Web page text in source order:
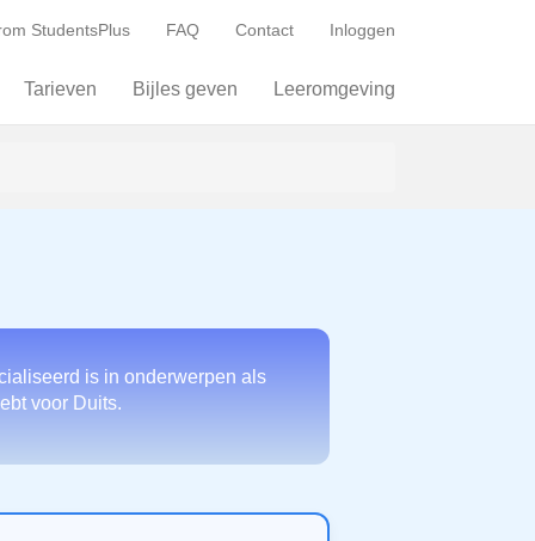
StudentsPlus FAQ Contact Inloggen
Tarieven Bijles geven Leeromgeving
is in onderwerpen als
voor Duits.